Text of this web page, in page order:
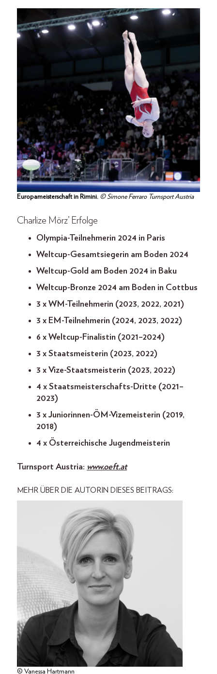
Europameisterschaft in Rimini. © Simone Ferraro Turnsport Austria
Charlize Mörz’ Erfolge
Olympia-Teilnehmerin 2024 in Paris
Weltcup-Gesamtsiegerin am Boden 2024
Weltcup-Gold am Boden 2024 in Baku
Weltcup-Bronze 2024 am Boden in Cottbus
3 x WM-Teilnehmerin (2023, 2022, 2021)
3 x EM-Teilnehmerin (2024, 2023, 2022)
6 x Weltcup-Finalistin (2021–2024)
3 x Staatsmeisterin (2023, 2022)
3 x Vize-Staatsmeisterin (2023, 2022)
4 x Staatsmeisterschafts-Dritte (2021–
2023)
3 x Juniorinnen-ÖM-Vizemeisterin (2019,
2018)
4 x Österreichische Jugendmeisterin
Turnsport Austria: www.oeft.at
MEHR ÜBER DIE AUTORIN DIESES BEITRAGS:
© Vanessa Hartmann